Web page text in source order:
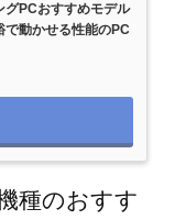
グPCおすすめモデル
動かせる性能のPC
種のおすす